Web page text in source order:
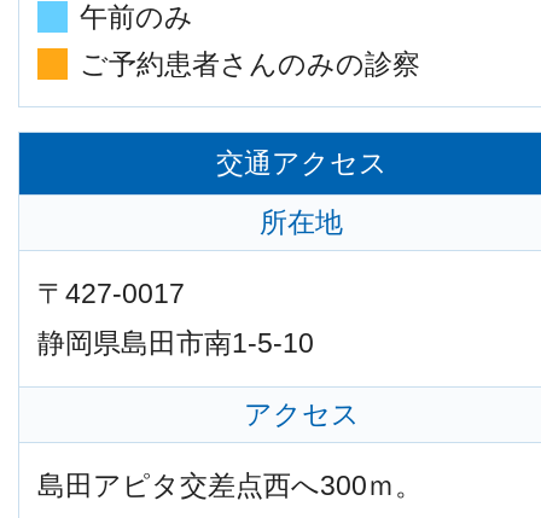
午前のみ
ご予約患者さんのみの診察
交通アクセス
所在地
〒427-0017
静岡県島田市南1-5-10
アクセス
島田アピタ交差点西へ300ｍ。